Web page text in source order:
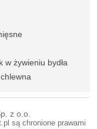
w żywieniu bydła
z o.o.
są chronione prawami